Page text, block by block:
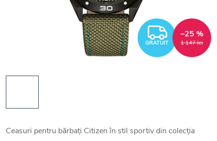
GRATUIT 1 147 lei
–25 %
Ceasuri pentru bărbați Citizen în stil sportiv din colecția